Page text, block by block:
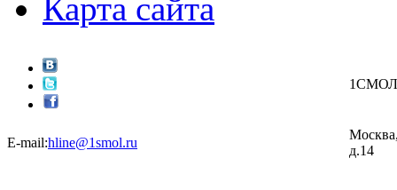
Карта сайта
E-mail:hline@1smol.ru
д.14